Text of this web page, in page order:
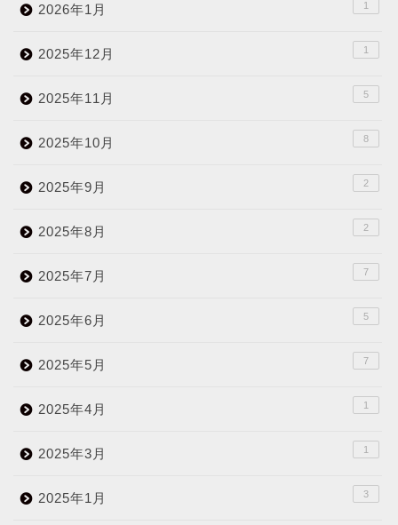
2026年1月 1
2025年12月 1
2025年11月 5
2025年10月 8
2025年9月 2
2025年8月 2
2025年7月 7
2025年6月 5
2025年5月 7
2025年4月 1
2025年3月 1
2025年1月 3